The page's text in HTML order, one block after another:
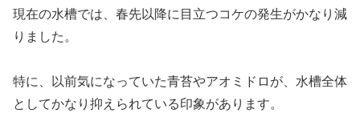
現在の水槽では、春先以降に目立つコケの発生がかなり減
りました。
特に、以前気になっていた青苔やアオミドロが、水槽全体
としてかなり抑えられている印象があります。